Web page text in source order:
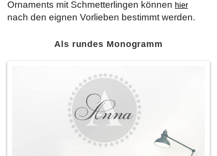
Ornaments mit Schmetterlingen können hier
nach den eignen Vorlieben bestimmt werden.
Als rundes Monogramm